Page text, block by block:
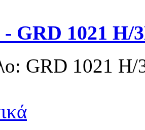
GRD 1021 H/
GRD 1021 H/